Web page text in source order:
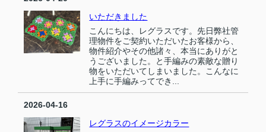
いただきました
こんにちは、レグラスです。先日弊社管
理物件をご契約いただいたお客様から、
物件紹介やその他諸々、本当にありがと
うございました。と手編みの素敵な贈り
物をいただいてしまいました。こんなに
上手に手編みってでき...
2026-04-16
レグラスのイメージカラー